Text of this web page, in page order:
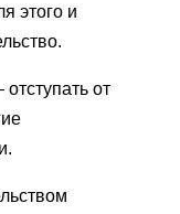
этого и
от